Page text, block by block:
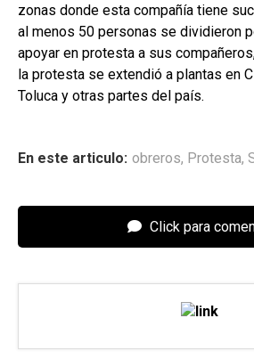
zonas donde esta compañía tiene
al menos 50 personas se dividieron
apoyar en protesta a sus
la protesta se extendió a plantas en
Toluca y otras partes del país.
En este articulo: obreros, Protesta,
Click para